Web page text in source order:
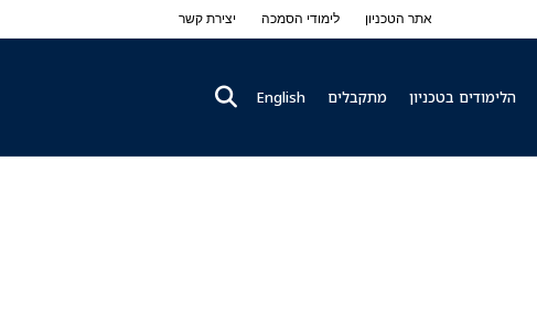
אתר הטכניון לימודי הסמכה יצירת קשר
הלימודים בטכניון מתקבלים English